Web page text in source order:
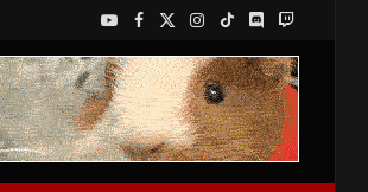
YouTube
Facebook
X
(Twitter)
Instagram
TikTokDiscordTwitch